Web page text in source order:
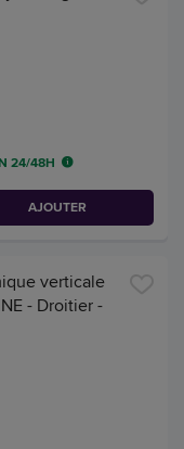
24/48H
AJOUTER
verticale
- Droitier -